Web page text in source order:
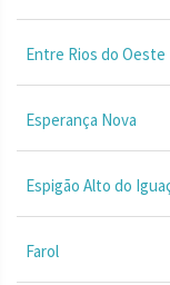
Entre Rios do Oeste
Esperança Nova
Espigão Alto do
Farol